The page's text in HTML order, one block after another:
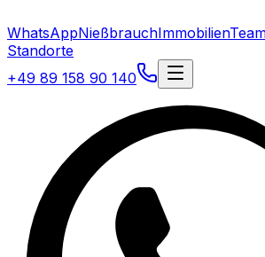
WhatsAppNießbrauchImmobilien
Standorte
+49 89 158 90 140